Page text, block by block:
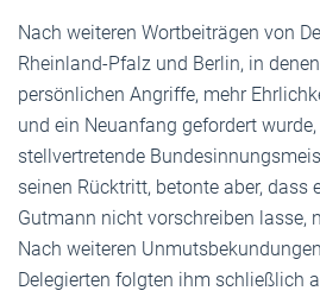
Nach weiteren Wortbeiträgen von
Rheinland-Pfalz und Berlin, in
persönlichen Angriffe, mehr
und ein Neuanfang gefordert
stellvertretende
seinen Rücktritt, betonte aber, dass
Gutmann nicht vorschreiben lasse,
Nach weiteren
Delegierten folgten ihm schließlich